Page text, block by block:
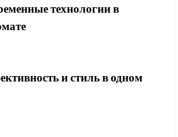
технологии в
и стиль в одном